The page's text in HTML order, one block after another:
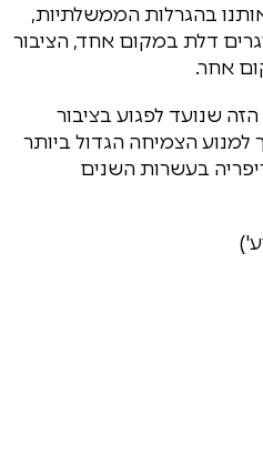
בהגרלות הממשלתיות,
דלת במקום אחד, הציבור
אחר.
שנועד לפגוע בציבור
למנוע הצמיחה הגדול ביותר
בעשרות השנים